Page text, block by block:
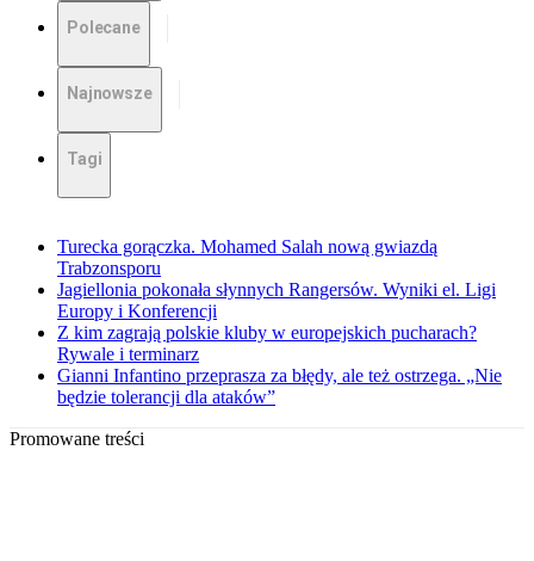
Polecane
Najnowsze
Tagi
Turecka gorączka. Mohamed Salah nową gwiazdą
Trabzonsporu
Jagiellonia pokonała słynnych Rangersów. Wyniki el. Ligi
Europy i Konferencji
Z kim zagrają polskie kluby w europejskich pucharach?
Rywale i terminarz
Gianni Infantino przeprasza za błędy, ale też ostrzega. „Nie
będzie tolerancji dla ataków”
Promowane treści